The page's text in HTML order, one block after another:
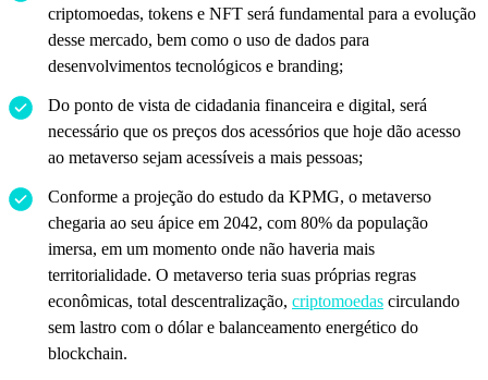
criptomoedas, tokens e NFT será fundamental para a evolução
desse mercado, bem como o uso de dados para
desenvolvimentos tecnológicos e branding;
Do ponto de vista de cidadania financeira e digital, será
necessário que os preços dos acessórios que hoje dão acesso
ao metaverso sejam acessíveis a mais pessoas;
Conforme a projeção do estudo da KPMG, o metaverso
chegaria ao seu ápice em 2042, com 80% da população
imersa, em um momento onde não haveria mais
territorialidade. O metaverso teria suas próprias regras
econômicas, total descentralização, criptomoedas circulando
sem lastro com o dólar e balanceamento energético do
blockchain.